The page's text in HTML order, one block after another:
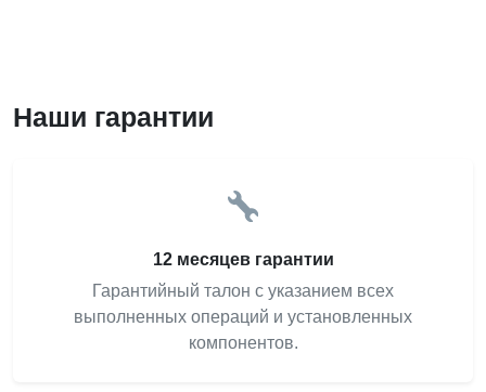
Наши гарантии
12 месяцев гарантии
Гарантийный талон с указанием всех
выполненных операций и установленных
компонентов.